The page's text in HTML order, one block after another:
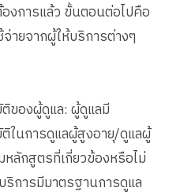
งการแล้ว ขั้นตอนต่อไปคือ
ายจากผู้ให้บริการต่างๆ
องผู้ดูแล: ผู้ดูแลมี
นการดูแลผู้สูงอายุ/ดูแลผู้
ลักสูตรที่เกี่ยวข้องหรือไม่
การมีมาตรฐานการดูแล